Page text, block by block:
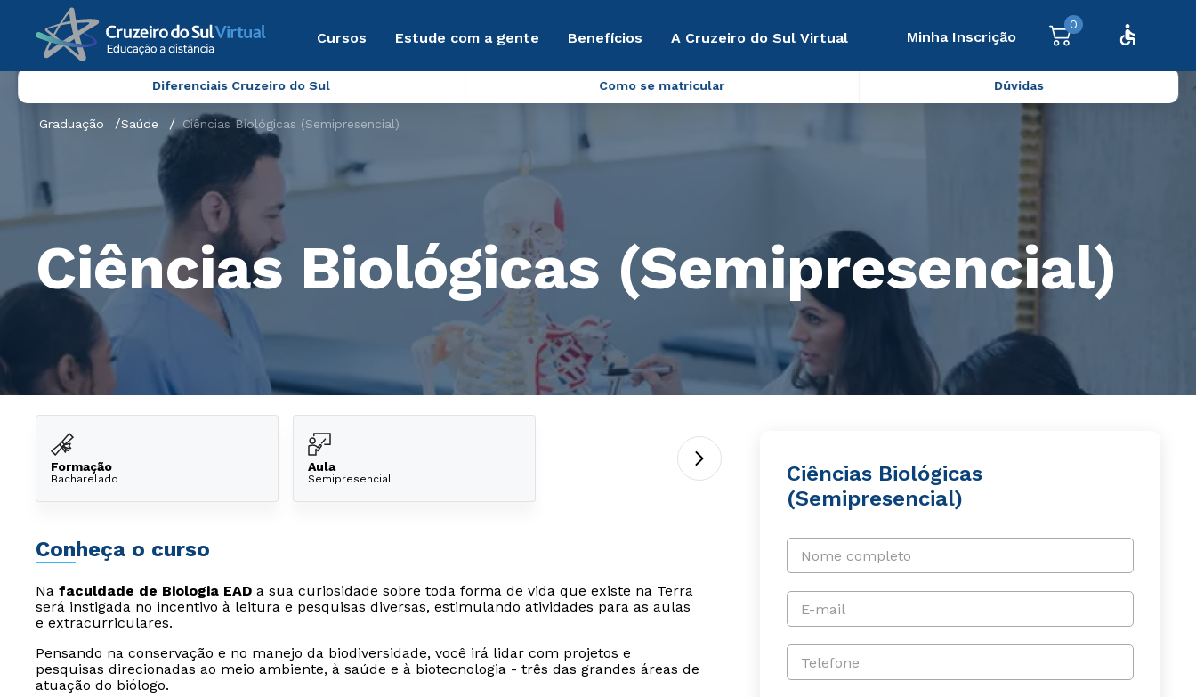
Cursos Estude com a gente Benefícios A Cruzeiro do Sul Virtual Minha Inscrição
0
Diferenciais Cruzeiro do Sul Como se matricular Dúvidas
Graduação Saúde Ciências Biológicas (Semipresencial)
Ciências Biológicas (Semipresencial)
Formação
Bacharelado
Aula
Semipresencial
Conheça o curso
Na faculdade de Biologia EAD a sua curiosidade sobre toda forma de vida que existe na Terra
será instigada no incentivo à leitura e pesquisas diversas, estimulando atividades para as aulas
e extracurriculares.
Pensando na conservação e no manejo da biodiversidade, você irá lidar com projetos e
pesquisas direcionadas ao meio ambiente, à saúde e à biotecnologia - três das grandes áreas de
atuação do biólogo.
Ciências Biológicas
(Semipresencial)
Nome completo
E-mail
Telefone